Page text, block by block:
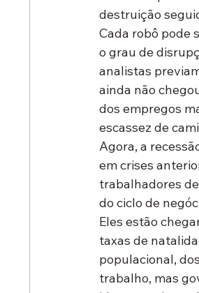
destruição
Cada robô pode
o grau de
analistas
ainda não
dos empregos
escassez de
Agora, a
em crises
trabalhadores
do ciclo de
Eles estão
taxas de
populacional,
trabalho, mas